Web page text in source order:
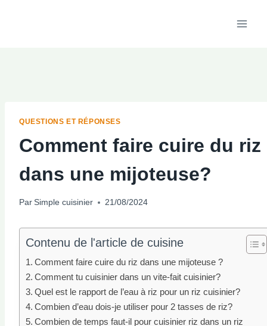
QUESTIONS ET RÉPONSES
Comment faire cuire du riz
dans une mijoteuse?
Par Simple cuisinier 21/08/2024
Contenu de l'article de cuisine
Comment faire cuire du riz dans une mijoteuse ?
Comment tu cuisinier dans un vite-fait cuisinier?
Quel est le rapport de l’eau à riz pour un riz cuisinier?
Combien d’eau dois-je utiliser pour 2 tasses de riz?
Combien de temps faut-il pour cuisinier riz dans un riz